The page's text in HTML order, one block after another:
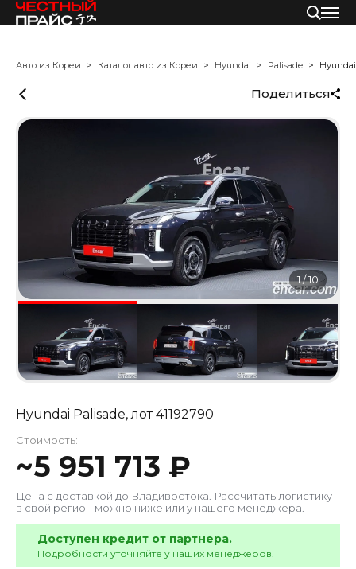
Авто из Кореи Каталог авто из Кореи Hyundai Palisade
Поделиться
1/10
Hyundai Palisade, лот41192790
Стоимость:
~5 951 713 ₽
Цена с доставкой до Владивостока. Рассчитать логистику
в свой регион можно ниже или у нашего менеджера.
Доступен кредит от партнера.
Подробности уточняйте у наших менеджеров.